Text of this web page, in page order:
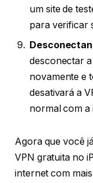
um site de
para verificar
desconectar
novamente e
desativará a
normal com a
Agora que você
VPN gratuita no
internet com